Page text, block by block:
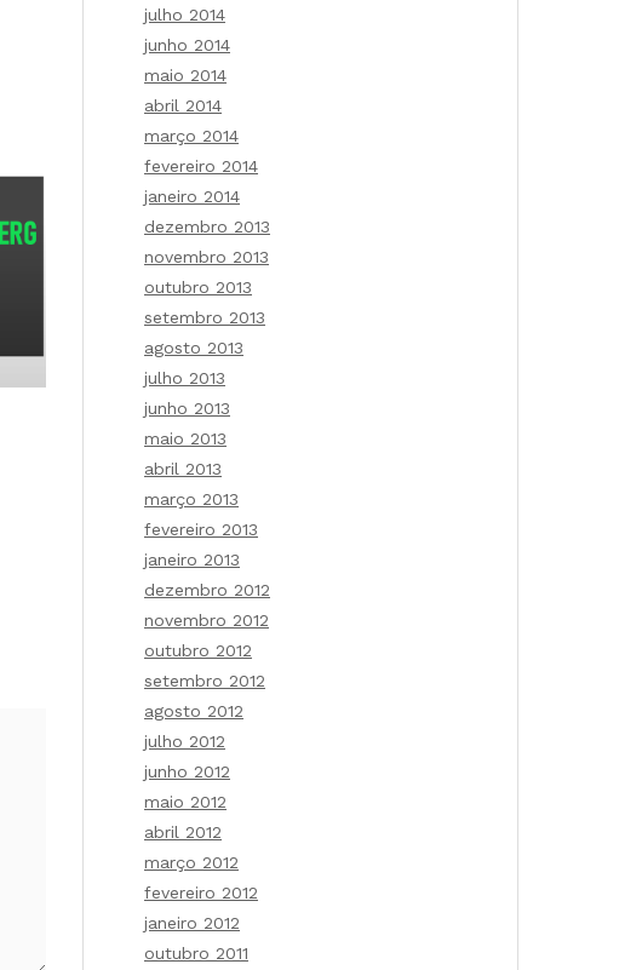
julho 2014
junho 2014
maio 2014
abril 2014
março 2014
fevereiro 2014
janeiro 2014
dezembro 2013
novembro 2013
outubro 2013
setembro 2013
agosto 2013
julho 2013
junho 2013
maio 2013
abril 2013
março 2013
fevereiro 2013
janeiro 2013
dezembro 2012
novembro 2012
outubro 2012
setembro 2012
agosto 2012
julho 2012
junho 2012
maio 2012
abril 2012
março 2012
fevereiro 2012
janeiro 2012
outubro 2011